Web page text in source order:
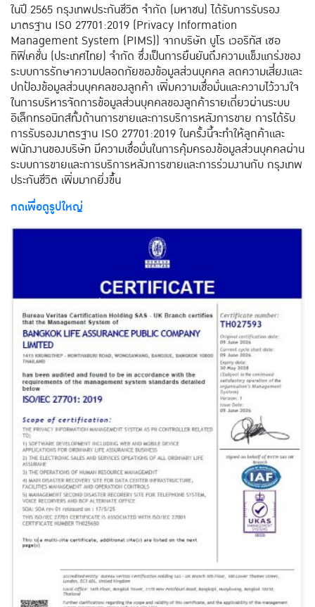
ในปี 2565 กรุงเทพประกันชีวิต จำกัด (มหาชน) ได้รับการรับรอง
มาตรฐาน ISO 27701:2019 (Privacy Information
Management System (PIMS)) จากบริษัท บูโร เวอริทัส เซอ
ทิฟิเคชั่น (ประเทศไทย) จำกัด ซึ่งเป็นการยืนยันถึงความแข็งแกร่งของ
ระบบการรักษาความปลอดภัยของข้อมูลส่วนบุคคล ลดความเสี่ยงและ
ปกป้องข้อมูลส่วนบุคคลของลูกค้า เพิ่มความเชื่อมั่นและความไว้วางใจ
ในการบริหารจัดการข้อมูลส่วนบุคคลของลูกค้ารายเดี่ยวผ่านระบบ
อิเล็กทรอนิกส์ทั้งด้านการขายและการบริการหลังการขาย การได้รับ
การรับรองมาตรฐาน ISO 27701:2019 ในครั้งนี้จะทำให้ลูกค้าและ
พนักงานของบริษัท มีความเชื่อมั่นในการคุ้มครองข้อมูลส่วนบุคคลผ่าน
ระบบการขายและการบริการหลังการขายและการร่วมงานกับ กรุงเทพ
ประกันชีวิต เพิ่มมากยิ่งขึ้น
​กดเพื่อดูรูปใหญ่